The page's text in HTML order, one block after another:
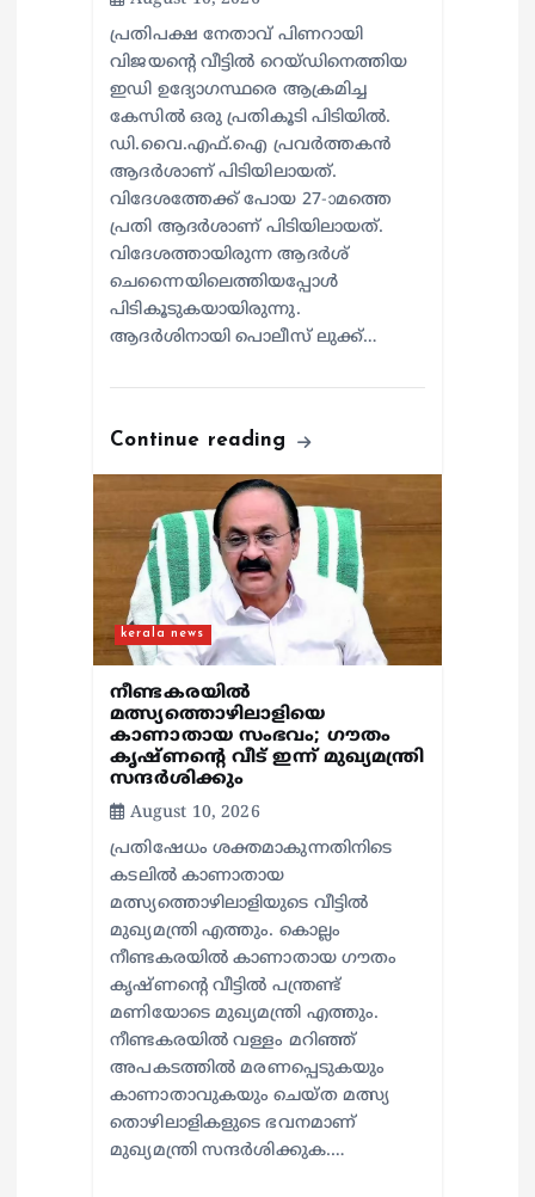
പ്രതിപക്ഷ നേതാവ് പിണറായി
വിജയന്റെ വീട്ടിൽ റെയ്ഡിനെത്തിയ
ഇഡി ഉദ്യോ​ഗസ്ഥരെ ആക്രമിച്ച
കേസിൽ ഒരു പ്രതികൂടി പിടിയിൽ.
ഡി.വൈ.എഫ്.ഐ പ്രവർത്തകൻ
ആദർശാണ് പിടിയിലായത്.
വിദേശത്തേക്ക് പോയ 27-ാമത്തെ
പ്രതി ആദർശാണ് പിടിയിലായത്.
വിദേശത്തായിരുന്ന ആദർശ്
ചെന്നൈയിലെത്തിയപ്പോൾ
പിടികൂടുകയായിരുന്നു.
ആദർശിനായി പൊലീസ് ലുക്ക്…
Continue reading
kerala news
നീണ്ടകരയില്‍
മത്സ്യത്തൊഴിലാളിയെ
കാണാതായ സംഭവം; ഗൗതം
കൃഷ്ണന്റെ വീട് ഇന്ന് മുഖ്യമന്ത്രി
സന്ദര്‍ശിക്കും
August 10, 2026
പ്രതിഷേധം ശക്തമാകുന്നതിനിടെ
കടലില്‍ കാണാതായ
മത്സ്യത്തൊഴിലാളിയുടെ വീട്ടില്‍
മുഖ്യമന്ത്രി എത്തും. കൊല്ലം
നീണ്ടകരയില്‍ കാണാതായ ഗൗതം
കൃഷ്ണന്റെ വീട്ടില്‍ പന്ത്രണ്ട്
മണിയോടെ മുഖ്യമന്ത്രി എത്തും.
നീണ്ടകരയില്‍ വള്ളം മറിഞ്ഞ്
അപകടത്തില്‍ മരണപ്പെടുകയും
കാണാതാവുകയും ചെയ്ത മത്സ്യ
തൊഴിലാളികളുടെ ഭവനമാണ്
മുഖ്യമന്ത്രി സന്ദര്‍ശിക്കുക.…